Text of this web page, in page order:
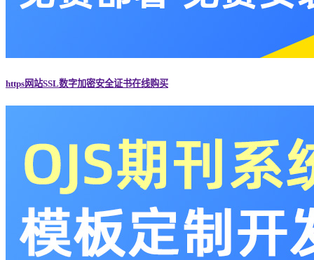
https网站SSL数字加密安全证书在线购买